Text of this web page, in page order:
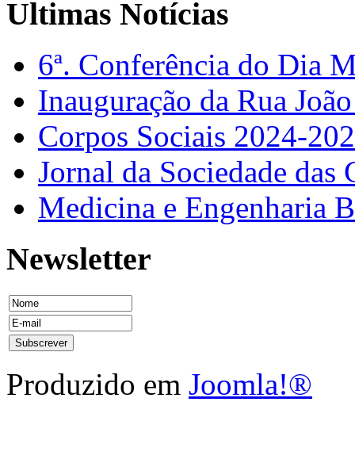
Ultimas Notícias
6ª. Conferência do Dia
Inauguração da Rua
Corpos Sociais 2024-
Jornal da Sociedade
Medicina e Engenharia
Newsletter
Produzido em Joomla!®